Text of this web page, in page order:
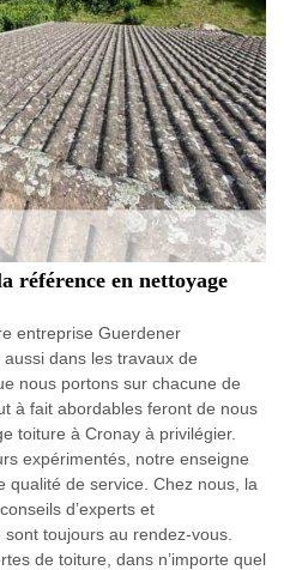
référence en nettoyage
entreprise Guerdener
dans les travaux de
nous portons sur chacune de
à fait abordables feront de nous
toiture à Cronay à privilégier.
expérimentés, notre enseigne
qualité de service. Chez nous, la
d’experts et
toujours au rendez-vous.
de toiture, dans n’importe quel